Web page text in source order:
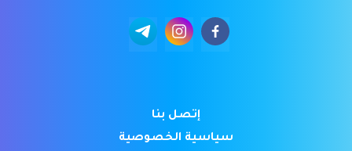
إتصل بنا
سياسية الخصوصية